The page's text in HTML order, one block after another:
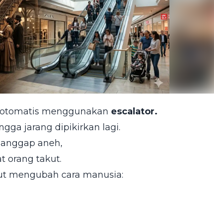
menggunakan escalator.
jarang dipikirkan lagi.
aneh,
orang takut.
mengubah cara manusia: